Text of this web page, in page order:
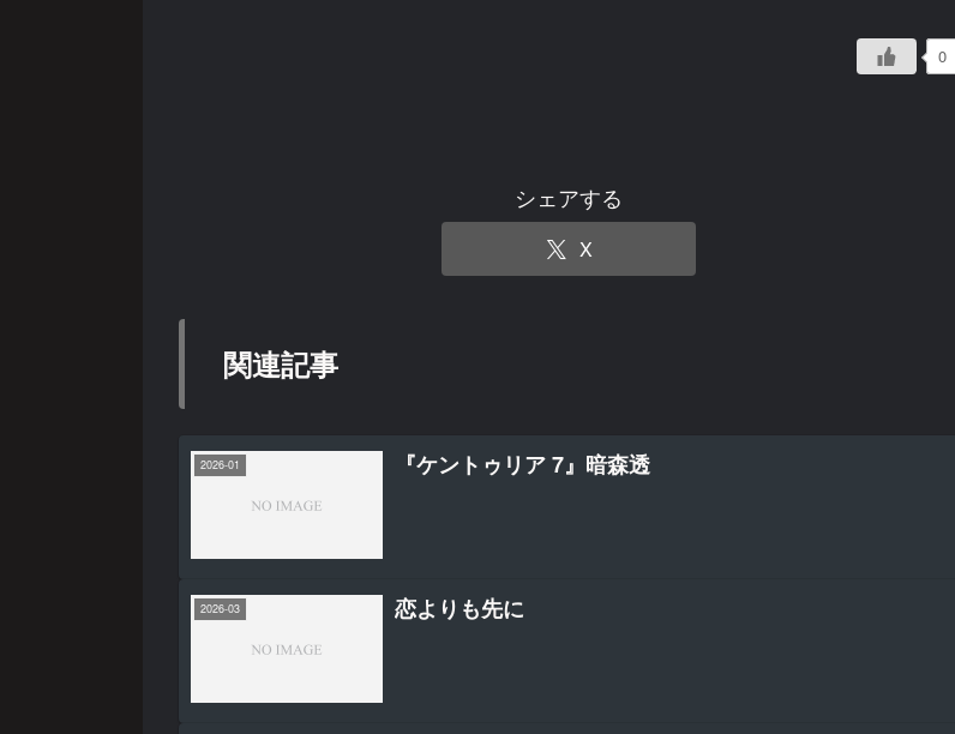
0
シェアする
X
関連記事
2026-01 『ケントゥリア 7』暗森透
2026-03 恋よりも先に